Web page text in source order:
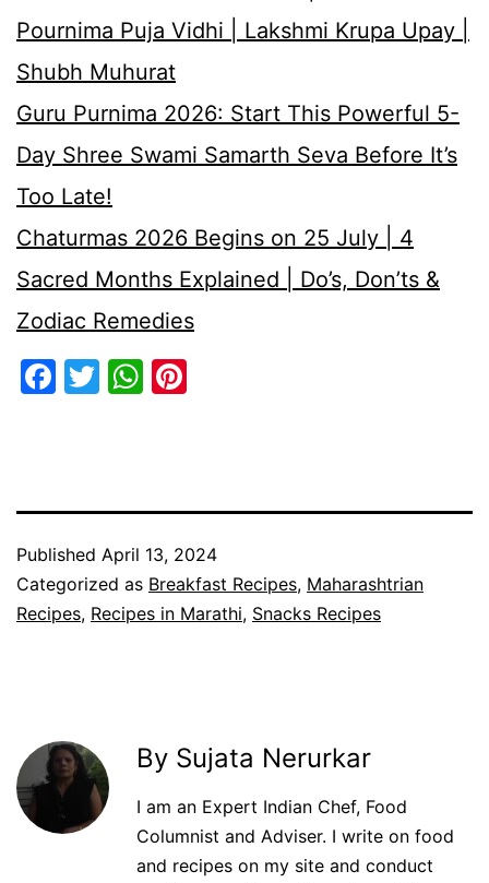
Pournima Puja Vidhi | Lakshmi Krupa Upay |
Shubh Muhurat
Guru Purnima 2026: Start This Powerful 5-
Day Shree Swami Samarth Seva Before It’s
Too Late!
Chaturmas 2026 Begins on 25 July | 4
Sacred Months Explained | Do’s, Don’ts &
Zodiac Remedies
Facebook
TwitterWhatsApp
Published April 13, 2024
Categorized as Breakfast Recipes, Maharashtrian
Recipes, Recipes in Marathi, Snacks Recipes
By Sujata Nerurkar
I am an Expert Indian Chef, Food
Columnist and Adviser. I write on food
and recipes on my site and conduct